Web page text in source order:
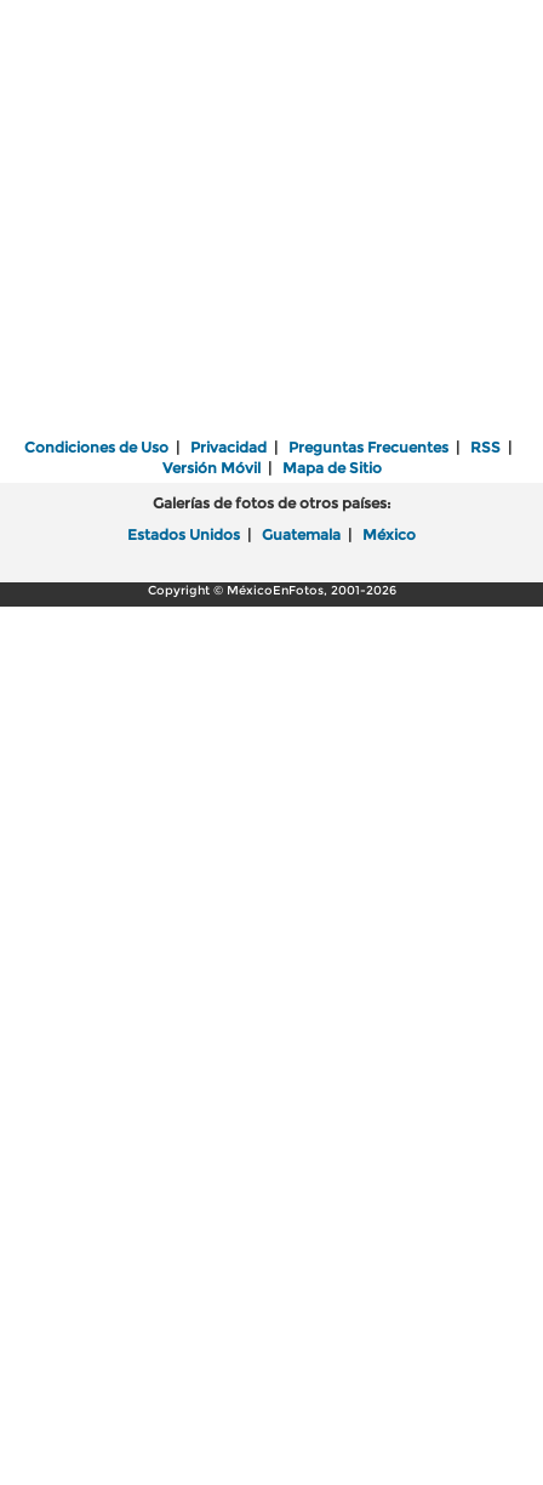
Condiciones de Uso | Privacidad | Preguntas Frecuentes | RSS |
Versión Móvil| Mapa de Sitio
Galerías de fotos de otros países:
Estados Unidos | Guatemala | México
Copyright © MéxicoEnFotos, 2001-2026